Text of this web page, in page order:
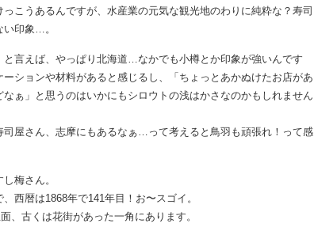
っこうあるんですが、水産業の元気な観光地のわりに純粋な？寿司
い印象…。
と言えば、やっぱり北海道…なかでも小樽とか印象が強いんです
ションや材料があると感じるし、「ちょっとあかぬけたお店があ
ぁ」と思うのはいかにもシロウトの浅はかさなのかもしれません
司屋さん、志摩にもあるなぁ…って考えると鳥羽も頑張れ！って感
梅さん。
西暦は1868年で141年目！お〜スゴイ。
、古くは花街があった一角にあります。